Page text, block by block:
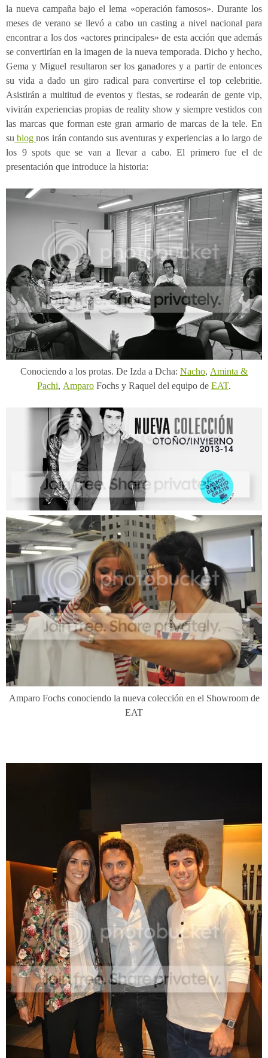
la nueva campaña bajo el lema «operación famosos». Durante los
meses de verano se llevó a cabo un casting a nivel nacional para
encontrar a los dos «actores principales» de esta acción que además
se convertirían en la imagen de la nueva temporada. Dicho y hecho,
Gema y Miguel resultaron ser los ganadores y a partir de entonces
su vida a dado un giro radical para convertirse el top celebritie.
Asistirán a multitud de eventos y fiestas, se rodearán de gente vip,
vivirán experiencias propias de reality show y siempre vestidos con
las marcas que forman este gran armario de marcas de la tele. En
su blognos irán contando sus aventuras y experiencias a lo largo de
los 9 spots que se van a llevar a cabo. El primero fue el de
presentación que introduce la historia:
Conociendo a los protas. De Izda a Dcha: Nacho, Aminta &
Pachi, Amparo Fochs y Raquel del equipo de EAT.
Amparo Fochs conociendo la nueva colección en el Showroom de
EAT